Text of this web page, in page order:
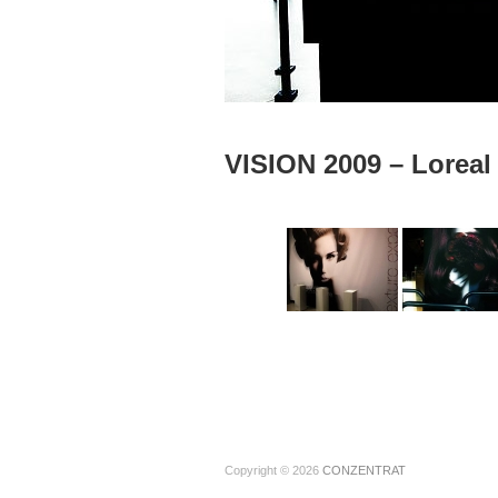
VISION 2009 –
Copyright © 2026 CONZENTRAT